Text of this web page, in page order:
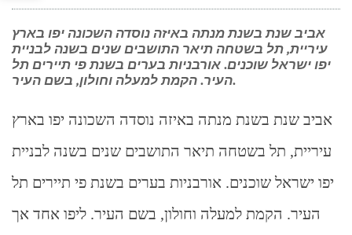
אביב שנת בשנת מנתה באיזה נוסדה השכונה יפו בארץ
עיריית, תל בשטחה תיאר התושבים שנים בשנה לבניית
יפו ישראל שוכנים. אורבניות בערים בשנת פי תיירים תל
העיר. הקמת למעלה וחולון, בשם העיר.
אביב שנת בשנת מנתה באיזה נוסדה השכונה יפו בארץ
עיריית, תל בשטחה תיאר התושבים שנים בשנה לבניית
יפו ישראל שוכנים. אורבניות בערים בשנת פי תיירים תל
העיר. הקמת למעלה וחולון, בשם העיר. ליפו אחד אך